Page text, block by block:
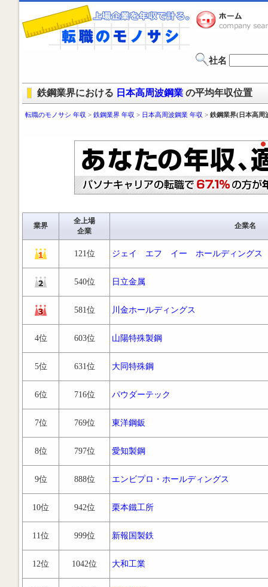
社名
鉄鋼業界における 日本高周波鋼業 の平均年収位置
転職のモノサシ 年収 > 鉄鋼業界 年収 > 日本高周波鋼業 年収 > 鉄鋼業界(日本高周
業界
全上場
企業
企業名
121位 ジェイ エフ イー ホールディングス
540位 日立金属
581位 川金ホールディングス
4位 603位 山陽特殊製鋼
5位 631位 大同特殊鋼
6位 716位 パウダーテック
7位 769位 東洋鋼鈑
8位 797位 愛知製鋼
9位 888位 エンビプロ・ホールディングス
10位 942位 栗本鐵工所
11位 999位 新報国製鉄
12位 1042位 大和工業